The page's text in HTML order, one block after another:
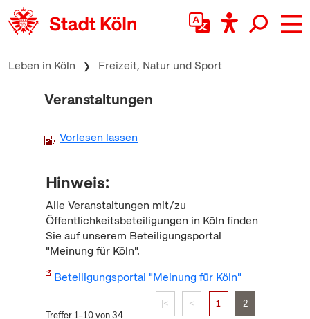
zum Inhalt springen
Leben in Köln Freizeit, Natur und Sport
Veranstaltungen
Vorlesen lassen
Hinweis:
Alle Veranstaltungen mit/zu
Öffentlichkeitsbeteiligungen in Köln finden
Sie auf unserem Beteiligungsportal
"Meinung für Köln".
Beteiligungsportal "Meinung für Köln"
Treffer 1–10 von 34
|< < 1 2